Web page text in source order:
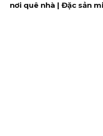
nơi quê nhà | Đặc sản